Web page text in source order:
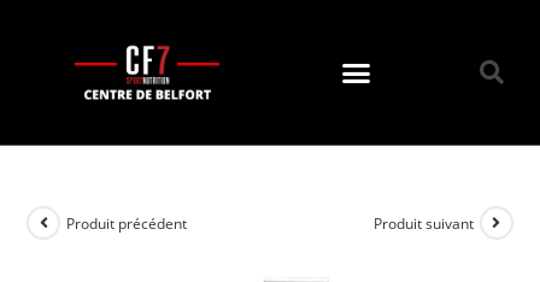
Produit précédent Produit suivant